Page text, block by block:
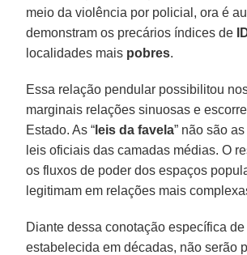
meio da violência por policial, ora é
demonstram os precários índices de
localidades mais pobres.
Essa relação pendular possibilitou
marginais relações sinuosas e
Estado. As “ leis da favela” não são
leis oficiais das camadas médias. O
os fluxos de poder dos espaços
legitimam em relações mais
Diante dessa conotação específica
estabelecida em décadas, não serão